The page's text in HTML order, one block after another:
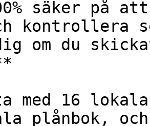
säker på
kontrollera
om du
med 16
plånbok,